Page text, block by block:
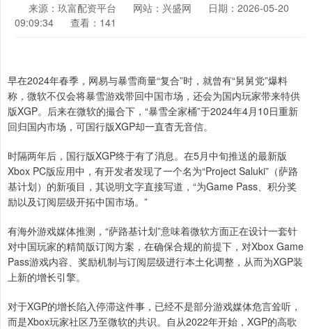
来源：玖富配资平台 网站：兴盛网
日期：2026-05-20
09:09:34
查看：141
早在2024年春季，网易与暴雪商量“复合”时，就曾有“舅舅党”爆料
称，微软不仅会将暴雪游戏带回中国市场，还会为国内玩家带来特供
版XGP。后来在微软的撮合下，“暴雪全家桶”于2024年4月10日重新
回归国内市场，可国行版XGP却一直杳无音信。
时隔两年后，国行版XGP终于有了消息。在5月中旬推送的最新版
Xbox PC版应用中，有开发者发现了一个名为“Project Saluki”（萨路
基计划）的新项目，其说明文字直接写道，“为Game Pass、积分奖
励以及订阅层级开拓中国市场。”
有海外游戏媒体推测，“萨路基计划”意味着微软方面正在设计一套针
对中国玩家的精简版订阅方案，在确保合规的前提下，对Xbox Game
Pass游戏内容、奖励机制与订阅层级进行本土化调整，从而为XGP装
上新的增长引擎。
对于XGP的增长陷入停滞这件事，已经不是部分游戏媒体危言耸听，
而是Xbox玩家社区乃至微软的共识。自从2022年开始，XGP的高歌